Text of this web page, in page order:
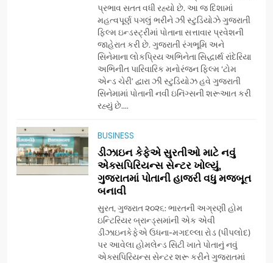
પ્રભાવ સતત વધી રહ્યો છે. આ જ દિશામાં
મહત્વપૂર્ણ પગલું ભરીને ઝી સ્ટુડિયોઝે ગુજરાતી
ફિલ્મ ઇન્ડસ્ટ્રીમાં પોતાના સત્તાવાર પ્રવેશની
જાહેરાત કરી છે. ગુજરાતી રંગભૂમિ અને
સિનેમાના લોકપ્રિય અભિનેતા સિદ્ધાર્થ રાંદેરિયા
અભિનીત પારિવારિક મનોરંજન ફિલ્મ ‘ટોમ
એન્ડ ચેરી’ દ્વારા ઝી સ્ટુડિયોઝ હવે ગુજરાતી
સિનેમામાં પોતાની નવી ઇનિંગ્સની શરૂઆત કરી
રહ્યું છે....
BUSINESS
ડીઝાઇન કેફેએ સુરતીઓ માટે નવું
એક્સપિરિયન્સ સેન્ટર ખોલ્યું,
ગુજરાતમાં પોતાની હાજરી વધુ મજબૂત
બનાવી
સુરત, ગુજરાત ૨૦૨૬: ભારતની અગ્રણી હોમ
ઇન્ટિરિયર બ્રાન્ડ્સમાંની એક એવી
ડીઝાઇનકેફેએ ઉધના-મગદલ્લા રોડ (પીપલોદ)
પર આવેલા હોમલેન્ડ સિટી ખાતે પોતાનું નવું
એક્સપિરિયન્સ સેન્ટર શરૂ કરીને ગુજરાતમાં
ગ્લોબલ એક્સેલન્સ ફોરમ દ્વારા
નેશનલ લીડરશિપ કોન્કલેવ તથા
ભારત સમ્માન ૨૦૨૬નો ભવ્ય અને
પ્રતિષ્ઠિત કાર્યક્રમ નવી દિલ્હીમાં
સફળતાપૂર્વક યોજાયો
BUSINESS
ગેટ સેટ ગો રિવ્યુ: ગુજરાતી
એક તદ્દન નવો અને અનોખો
અંદાજ
ENTERTAINMENT
2
ઝી સ્ટુડિયોઝનું ગુજરાતી સિનેમામાં
ગ્રાન્ડ એન્ટ્રી: સિદ્ધાર્થ રાંદેરિયાની
‘ટોમ એન્ડ ચેરી’ સાથે નવા યુગની
શરૂઆત
ENTERTAINMENT